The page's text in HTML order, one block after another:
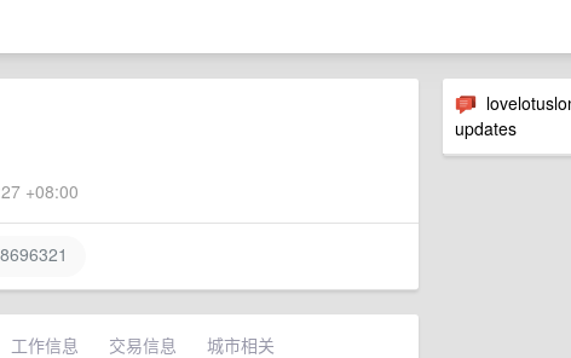
updates
+08:00
工作信息 交易信息 城市相关